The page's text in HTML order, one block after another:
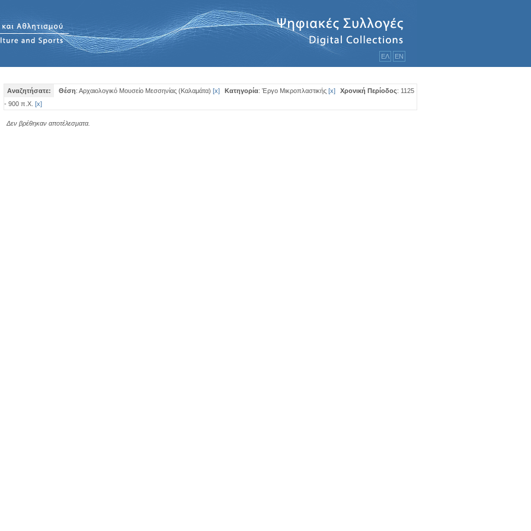
ΕΛ ΕΝ
Αναζητήσατε: Θέση: Αρχαιολογικό Μουσείο Μεσσηνίας (Καλαμάτα) [x] Κατηγορία: Έργο Μικροπλαστικής [x] Χρονική Περίοδος: 1125
- 900 π.Χ. [x]
Δεν βρέθηκαν αποτέλεσματα.